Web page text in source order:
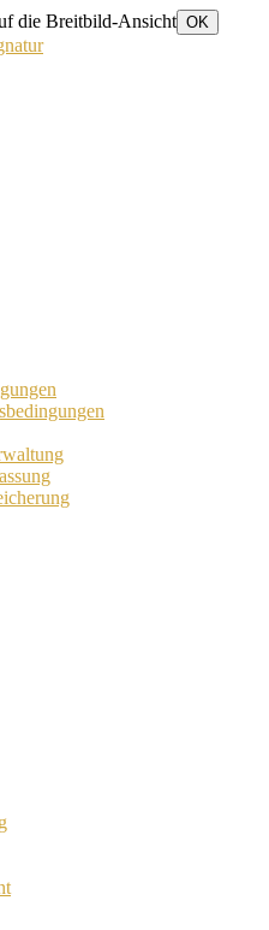
die Breitbild-Ansicht OK